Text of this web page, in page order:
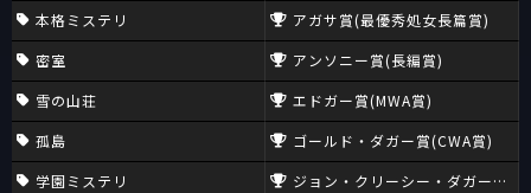
本格ミステリ
密室
雪の山荘
孤島
学園ミステリ
アガサ賞(最優秀処女長篇賞)
アンソニー賞(長編賞)
エドガー賞(MWA賞)
ゴールド・ダガー賞(CWA賞)
ジョン・クリーシー・ダガー賞